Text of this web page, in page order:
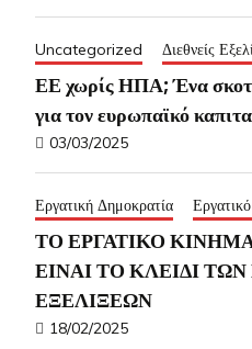
Uncategorized Διεθνείς
ΕΕ χωρίς ΗΠΑ; Ένα
για τον ευρωπαϊκό
03/03/2025
Εργατική Δημοκρατία
ΤΟ ΕΡΓΑΤΙΚΟ
ΕΙΝΑΙ ΤΟ ΚΛΕΙΔΙ
ΕΞΕΛΙΞΕΩΝ
18/02/2025